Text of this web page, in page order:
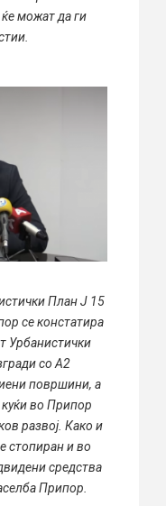
ќе можат да ги
План Ј 15
се констатира
Урбанистички
со А2
површини, а
куќи во Припор
развој. Како и
стопиран и во
средства
Припор.